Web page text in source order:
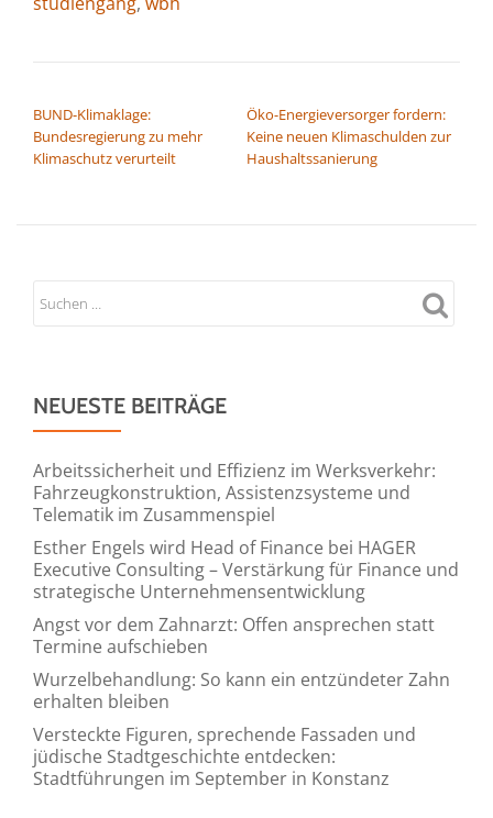
BUND-Klimaklage:
Bundesregierung zu mehr
Klimaschutz verurteilt
Öko-Energieversorger fordern:
Keine neuen Klimaschulden zur
Haushaltssanierung
NEUESTE BEITRÄGE
Arbeitssicherheit und Effizienz im Werksverkehr:
Fahrzeugkonstruktion, Assistenzsysteme und
Telematik im Zusammenspiel
Esther Engels wird Head of Finance bei HAGER
Executive Consulting – Verstärkung für Finance und
strategische Unternehmensentwicklung
Angst vor dem Zahnarzt: Offen ansprechen statt
Termine aufschieben
Wurzelbehandlung: So kann ein entzündeter Zahn
erhalten bleiben
Versteckte Figuren, sprechende Fassaden und
jüdische Stadtgeschichte entdecken:
Stadtführungen im September in Konstanz